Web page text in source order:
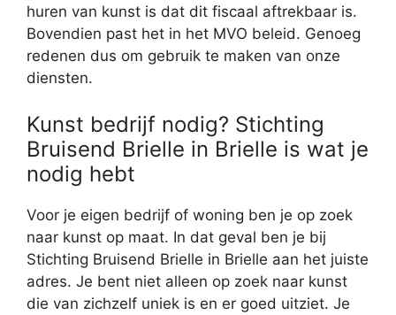
huren van kunst is dat dit fiscaal aftrekbaar is.
Bovendien past het in het MVO beleid. Genoeg
redenen dus om gebruik te maken van onze
diensten.
Kunst bedrijf nodig? Stichting
Bruisend Brielle in Brielle is wat je
nodig hebt
Voor je eigen bedrijf of woning ben je op zoek
naar kunst op maat. In dat geval ben je bij
Stichting Bruisend Brielle in Brielle aan het juiste
adres. Je bent niet alleen op zoek naar kunst
die van zichzelf uniek is en er goed uitziet. Je